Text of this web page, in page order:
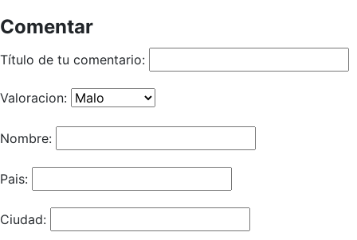
Comentar
Título de tu comentario:
Valoracion:
Nombre:
Pais:
Ciudad: